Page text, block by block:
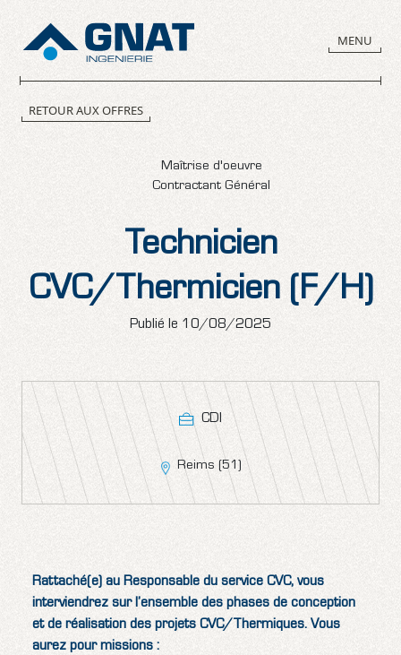
MENU
RETOUR AUX OFFRES
Technicien
CVC/Thermicien (F/H)
Maîtrise d'oeuvre
Contractant Général
Publié le 10/08/2025
CDI
Reims (51)
Rattaché(e) au Responsable du service CVC, vous
interviendrez sur l’ensemble des phases de conception
et de réalisation des projets CVC/Thermiques. Vous
aurez pour missions :